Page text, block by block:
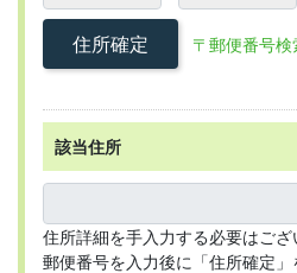
住所確定 〒郵便番号
該当住所
住所詳細を手入力する必要はござ
郵便番号を入力後に「住所確定